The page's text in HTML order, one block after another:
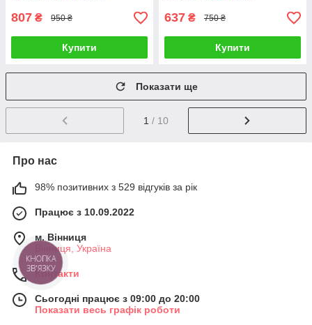
807 ₴ 950 ₴
Купити
637 ₴ 750 ₴
Купити
Показати ще
1 / 10
Про нас
98% позитивних з 529 відгуків за рік
Працює з 10.09.2022
м. Вінниця
Вінниця, Україна
Контакти
Сьогодні працює з 09:00 до 20:00
Показати весь графік роботи
КНОПКА
ЗВ'ЯЗКУ